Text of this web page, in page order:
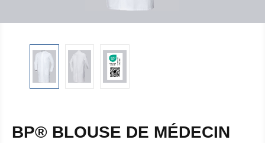
BP® BLOUSE DE MÉDECIN